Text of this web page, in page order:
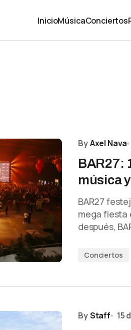
InicioMúsicaConciertos
ByAxel Nava
BAR27:
música
BAR27
mega fiesta
después,
Conciertos
ByStaff 15